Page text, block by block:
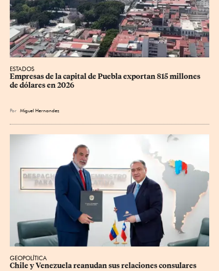
ESTADOS
Empresas de la capital de Puebla exportan 815 millones
de dólares en 2026
Por Miguel Hernandez
GEOPOLÍTICA
Chile y Venezuela reanudan sus relaciones consulares